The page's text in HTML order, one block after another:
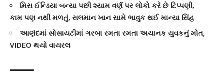
મિસ ઈન્ડિયા બન્યા પછી શ્યામ વર્ણ પર લોકો કરે છે ટિપ્પણી,
કામ પણ નથી મળતું, સલમાન ખાન સામે ભાવુક થઈ માન્યા સિંહ
આણંદમાં સોસાયટીમાં ગરબા રમતા રમતા અચાનક યુવકનું મોત,
VIDEO થયો વાયરલ